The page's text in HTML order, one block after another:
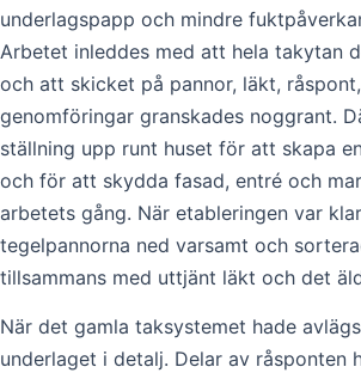
underlagspapp och mindre
Arbetet inleddes med att hela takytan
och att skicket på pannor, läkt,
genomföringar granskades noggrant.
ställning upp runt huset för att skapa
och för att skydda fasad, entré och
arbetets gång. När etableringen var
tegelpannorna ned varsamt och
tillsammans med uttjänt läkt och det
När det gamla taksystemet hade
underlaget i detalj. Delar av råsponten